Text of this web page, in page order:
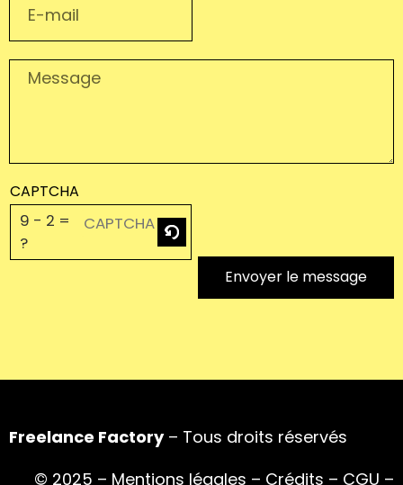
CAPTCHA
9 - 2 =
?
Envoyer le message
Freelance Factory– Tous droits réservés
© 2025 – Mentions légales – Crédits – CGU –